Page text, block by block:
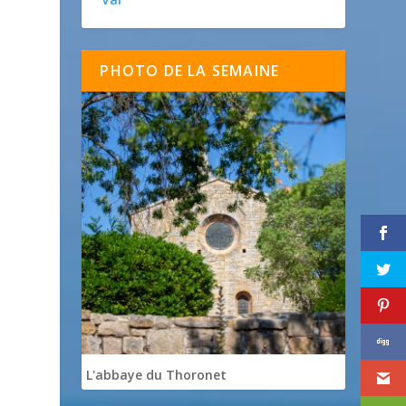
PHOTO DE LA SEMAINE
L'abbaye du Thoronet